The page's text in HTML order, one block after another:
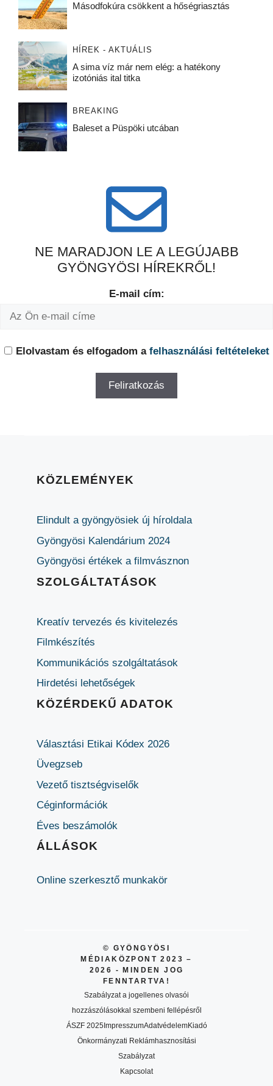
Másodfokúra csökkent a hőségriasztás
HÍREK - AKTUÁLIS
A sima víz már nem elég: a hatékony
izotóniás ital titka
BREAKING
Baleset a Püspöki utcában
NE MARADJON LE A LEGÚJABB
GYÖNGYÖSI HÍREKRŐL!
E-mail cím:
Elolvastam és elfogadom a felhasználási feltételeket
KÖZLEMÉNYEK
Elindult a gyöngyösiek új híroldala
Gyöngyösi Kalendárium 2024
Gyöngyösi értékek a filmvásznon
SZOLGÁLTATÁSOK
Kreatív tervezés és kivitelezés
Filmkészítés
Kommunikációs szolgáltatások
Hirdetési lehetőségek
KÖZÉRDEKŰ ADATOK
Választási Etikai Kódex 2026
Üvegzseb
Vezető tisztségviselők
Céginformációk
Éves beszámolók
ÁLLÁSOK
Online szerkesztő munkakör
© GYÖNGYÖSI
MÉDIAKÖZPONT 2023 –
2026 - MINDEN JOG
FENNTARTVA!
Szabályzat a jogellenes olvasói
hozzászólásokkal szembeni fellépésről
ÁSZF 2025ImpresszumAdatvédelemKiadó
Önkormányzati Reklámhasznosítási
Szabályzat
Kapcsolat